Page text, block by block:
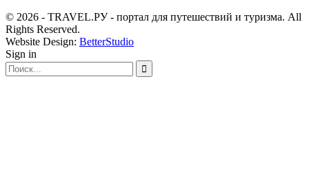
© 2026 - TRAVEL.РУ - портал для путешествий и туризма. All
Rights Reserved.
Website Design: BetterStudio
Sign in